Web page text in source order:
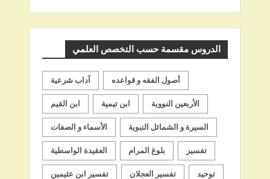
الدروس مقسمة حسب التخصص العلمي
آداب شرعية أصول الفقه و قواعده
ابن القيم ابن تيمية الأربعين النووية
الأسماء و الصفات السيرة و الشمائل النبوية
العقيدة الواسطية بلوغ المرام تفسير
تفسير ابن عثيمين تفسير العجلان توحيد